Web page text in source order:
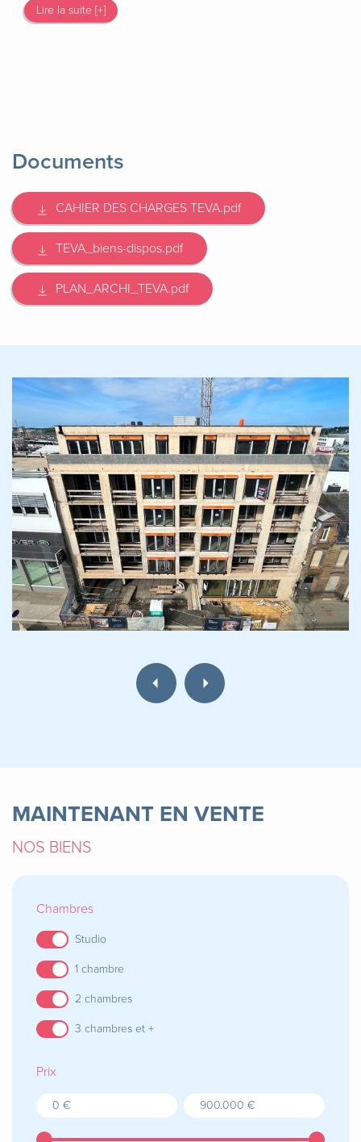
Lire la suite [+]
Documents
CAHIER DES CHARGES TEVA.pdf
TEVA_biens-dispos.pdf
PLAN_ARCHI_TEVA.pdf
MAINTENANT EN VENTE
NOS BIENS
Chambres
Studio
1 chambre
2 chambres
3 chambres et +
Prix